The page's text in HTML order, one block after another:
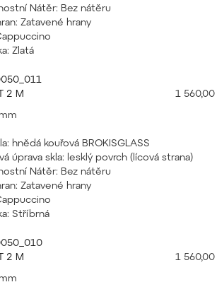
Nátěr: Bez nátěru
Zatavené hrany
Zlatá
2 M
1 560,00
hnědá kouřová BROKISGLASS
úprava skla: lesklý povrch (lícová strana)
Nátěr: Bez nátěru
Zatavené hrany
Stříbrná
2 M
1 560,00